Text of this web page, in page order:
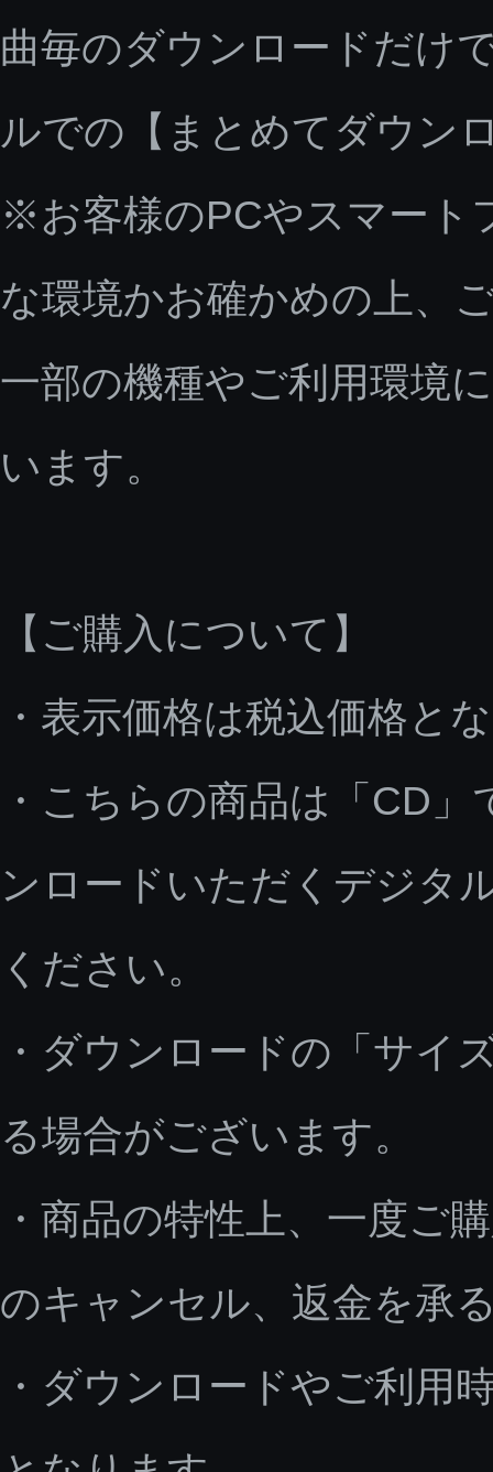
曲毎のダウンロードだけ
ルでの【まとめてダウン
※お客様のPCやスマート
な環境かお確かめの上、
一部の機種やご利用環境
います。
【ご購入について】
・表示価格は税込価格と
・こちらの商品は「CD
ンロードいただくデジタ
ください。
・ダウンロードの「サイ
る場合がございます。
・商品の特性上、一度ご
のキャンセル、返金を承
・ダウンロードやご利用